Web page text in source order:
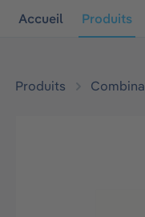
Accueil Produits
Produits